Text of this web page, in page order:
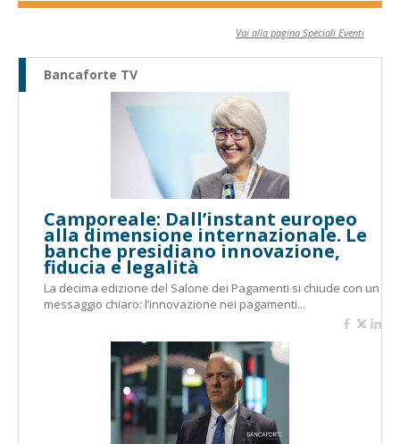
Vai alla pagina Speciali Eventi
Bancaforte TV
Camporeale: Dall’instant europeo
alla dimensione internazionale. Le
banche presidiano innovazione,
fiducia e legalità
La decima edizione del Salone dei Pagamenti si chiude con un
messaggio chiaro: l’innovazione nei pagamenti...